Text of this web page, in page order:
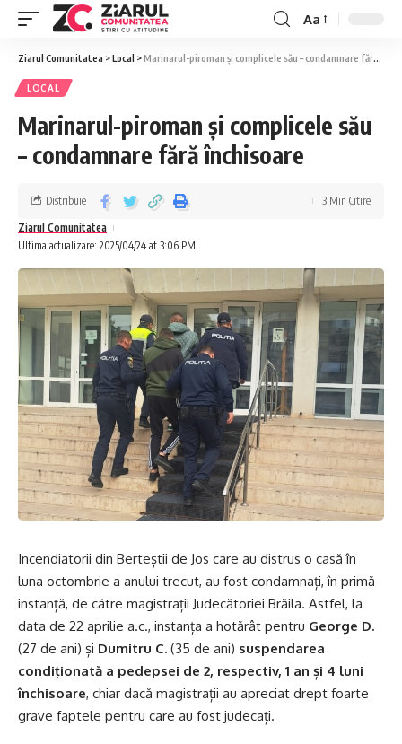
Aa
Ziarul Comunitatea >Local >Marinarul-piroman și complicele său – condamnare fără închisoare
LOCAL
Marinarul-piroman și complicele său
– condamnare fără închisoare
Ultima actualizare: 2025/04/24 at 3:06 PM
Ziarul Comunitatea
Distribuie 3 Min Citire
Incendiatorii din Berteștii de Jos care au distrus o casă în
luna octombrie a anului trecut, au fost condamnați, în primă
instanță, de către magistrații Judecătoriei Brăila. Astfel, la
data de 22 aprilie a.c., instanța a hotărât pentru George D.
(27 de ani) și Dumitru C. (35 de ani) suspendarea
condiționată a pedepsei de 2, respectiv, 1 an și 4 luni
închisoare, chiar dacă magistrații au apreciat drept foarte
grave faptele pentru care au fost judecați.